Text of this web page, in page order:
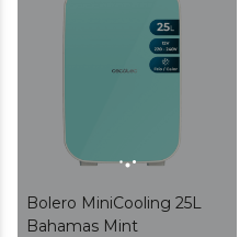
Bolero MiniCooling 25L
Bahamas Mint